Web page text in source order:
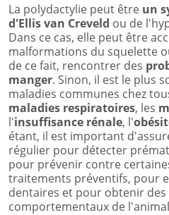
La polydactylie peut être un
d'Ellis van Creveld ou de
Dans ce cas, elle peut être
malformations du squelette
de ce fait, rencontrer des
manger. Sinon, il est le plus
maladies communes chez
maladies respiratoires, les
l'insuffisance rénale, l'
étant, il est important
régulier pour détecter
pour prévenir contre
traitements préventifs, pour
dentaires et pour obtenir
comportementaux de